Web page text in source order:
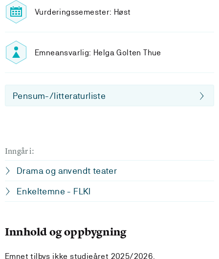
Vurderingssemester: Høst
Emneansvarlig: Helga Golten Thue
Pensum-/litteraturliste
Inngår i:
Drama og anvendt teater
Enkeltemne - FLKI
Innhold og oppbygning
Emnet tilbys ikke studieåret 2025/2026.